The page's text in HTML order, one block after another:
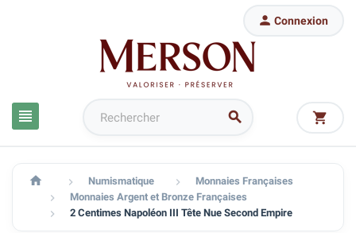
 
 Connexion

  Numismatique  Monnaies Françaises
 Monnaies Argent et Bronze Françaises
 2 Centimes Napoléon III Tête Nue Second Empire